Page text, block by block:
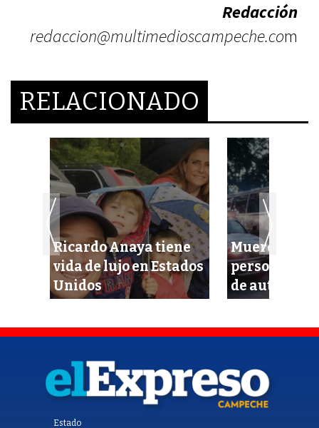
Redacción
redaccion@multimedioscampeche.com
RELACIONADO
Ricardo Anaya tiene
vida de lujo en Estados
Unidos
Mueren
personas en
de autobús
Estado